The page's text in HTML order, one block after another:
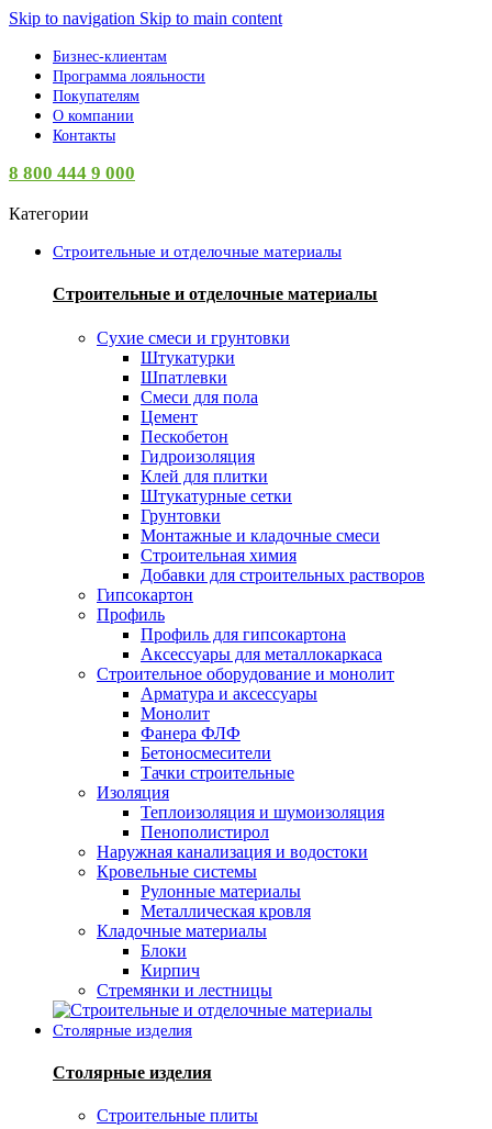
Skip to navigation Skip to main content
Бизнес-клиентам
Программа лояльности
Покупателям
О компании
Контакты
8 800 444 9 000
Категории
Строительные и отделочные материалы
Строительные и отделочные материалы
Сухие смеси и грунтовки
Штукатурки
Шпатлевки
Смеси для пола
Цемент
Пескобетон
Гидроизоляция
Клей для плитки
Штукатурные сетки
Грунтовки
Монтажные и кладочные смеси
Строительная химия
Добавки для строительных растворов
Гипсокартон
Профиль
Профиль для гипсокартона
Аксессуары для металлокаркаса
Строительное оборудование и монолит
Арматура и аксессуары
Монолит
Фанера ФЛФ
Бетоносмесители
Тачки строительные
Изоляция
Теплоизоляция и шумоизоляция
Пенополистирол
Наружная канализация и водостоки
Кровельные системы
Рулонные материалы
Металлическая кровля
Кладочные материалы
Блоки
Кирпич
Стремянки и лестницы
Столярные изделия
Столярные изделия
Строительные плиты